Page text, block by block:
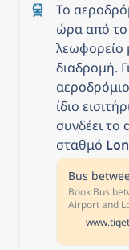
Το
ώρα από το
λεωφορείο
διαδρομή.
ίδιο
συνδέει το
σταθμό
Book Bus
Airport and
online and
ways to